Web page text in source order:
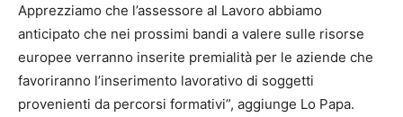
Apprezziamo che l’assessore al Lavoro abbiamo
anticipato che nei prossimi bandi a valere sulle risorse
europee verranno inserite premialità per le aziende che
favoriranno l’inserimento lavorativo di soggetti
provenienti da percorsi formativi”, aggiunge Lo Papa.